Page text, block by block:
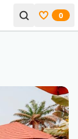
Bekijk
0